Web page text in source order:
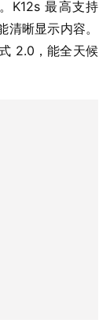
2.0，能全天候